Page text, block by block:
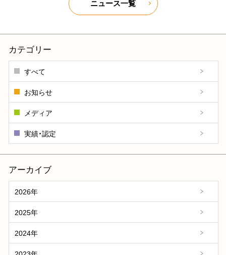
ニュース一覧
カテゴリー
すべて
お知らせ
メディア
実績・認定
アーカイブ
2026年
2025年
2024年